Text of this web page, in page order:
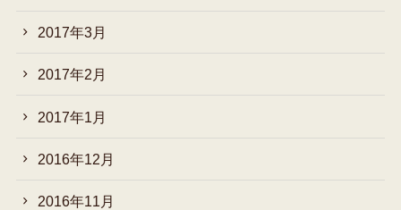
2017年3月
2017年2月
2017年1月
2016年12月
2016年11月